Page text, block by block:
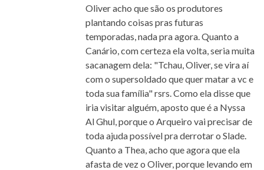
Oliver acho que são os produtores
plantando coisas pras futuras
temporadas, nada pra agora. Quanto a
Canário, com certeza ela volta, seria muita
sacanagem dela: "Tchau, Oliver, se vira aí
com o supersoldado que quer matar a vc e
toda sua família" rsrs. Como ela disse que
iria visitar alguém, aposto que é a Nyssa
Al Ghul, porque o Arqueiro vai precisar de
toda ajuda possível pra derrotar o Slade.
Quanto a Thea, acho que agora que ela
afasta de vez o Oliver, porque levando em